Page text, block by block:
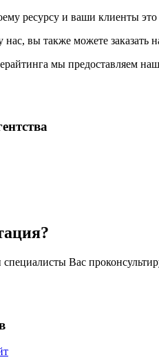
ресурсу и ваши клиенты это
вы также можете заказать
мы предоставляем
Вас